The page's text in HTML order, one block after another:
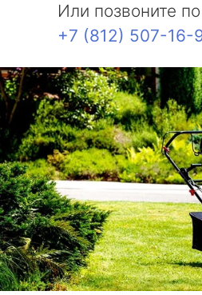
Или позвоните
+7 (812) 507-16-